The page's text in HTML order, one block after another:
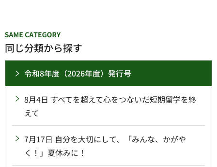
同じ分類から探す
令和8年度（2026年度）発行号
8月4日 すべてを超えて心をつないだ短期留学を終
えて
7月17日 自分を大切にして、「みんな、かがや
く！」夏休みに！